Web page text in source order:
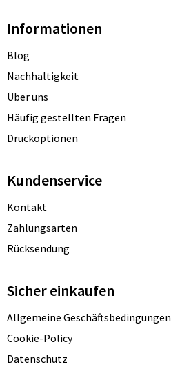
Informationen
Blog
Nachhaltigkeit
Über uns
Häufig gestellten Fragen
Druckoptionen
Kundenservice
Kontakt
Zahlungsarten
Rücksendung
Sicher einkaufen
Allgemeine Geschäftsbedingungen
Cookie-Policy
Datenschutz